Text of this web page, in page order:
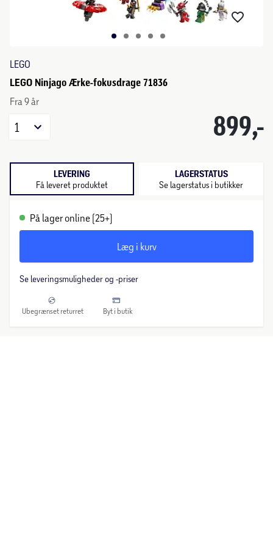
LEGO
LEGO Ninjago Ærke-fokusdrage 71836
Fra 9 år
899,-
1
LEVERING
Få leveret produktet
LAGERSTATUS
Se lagerstatus i butikker
På lager online (25+)
Læg i kurv
Se leveringsmuligheder og -priser
Ubegrænset returret Byt i butik